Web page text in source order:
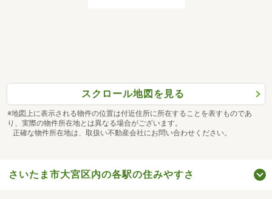
スクロール地図を見る
※地図上に表示される物件の位置は付近住所に所在することを表すものであ
り、実際の物件所在地とは異なる場合がございます。
正確な物件所在地は、取扱い不動産会社にお問い合わせください。
さいたま市大宮区内の各駅の住みやすさ